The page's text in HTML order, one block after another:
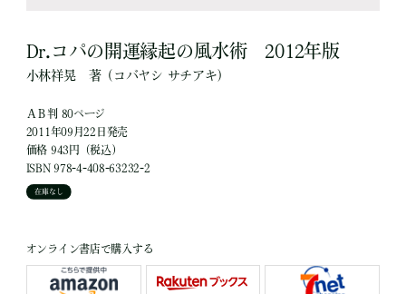
Dr.コパの開運縁起の風水術 2012年版
小林祥晃 著（コバヤシ サチアキ）
ＡＢ判 80ページ
2011年09月22日発売
価格 943円（税込）
ISBN 978-4-408-63232-2
在庫なし
オンライン書店で購入する